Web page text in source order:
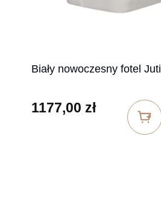
Biały nowoczesny fotel Juti
1177,00 zł